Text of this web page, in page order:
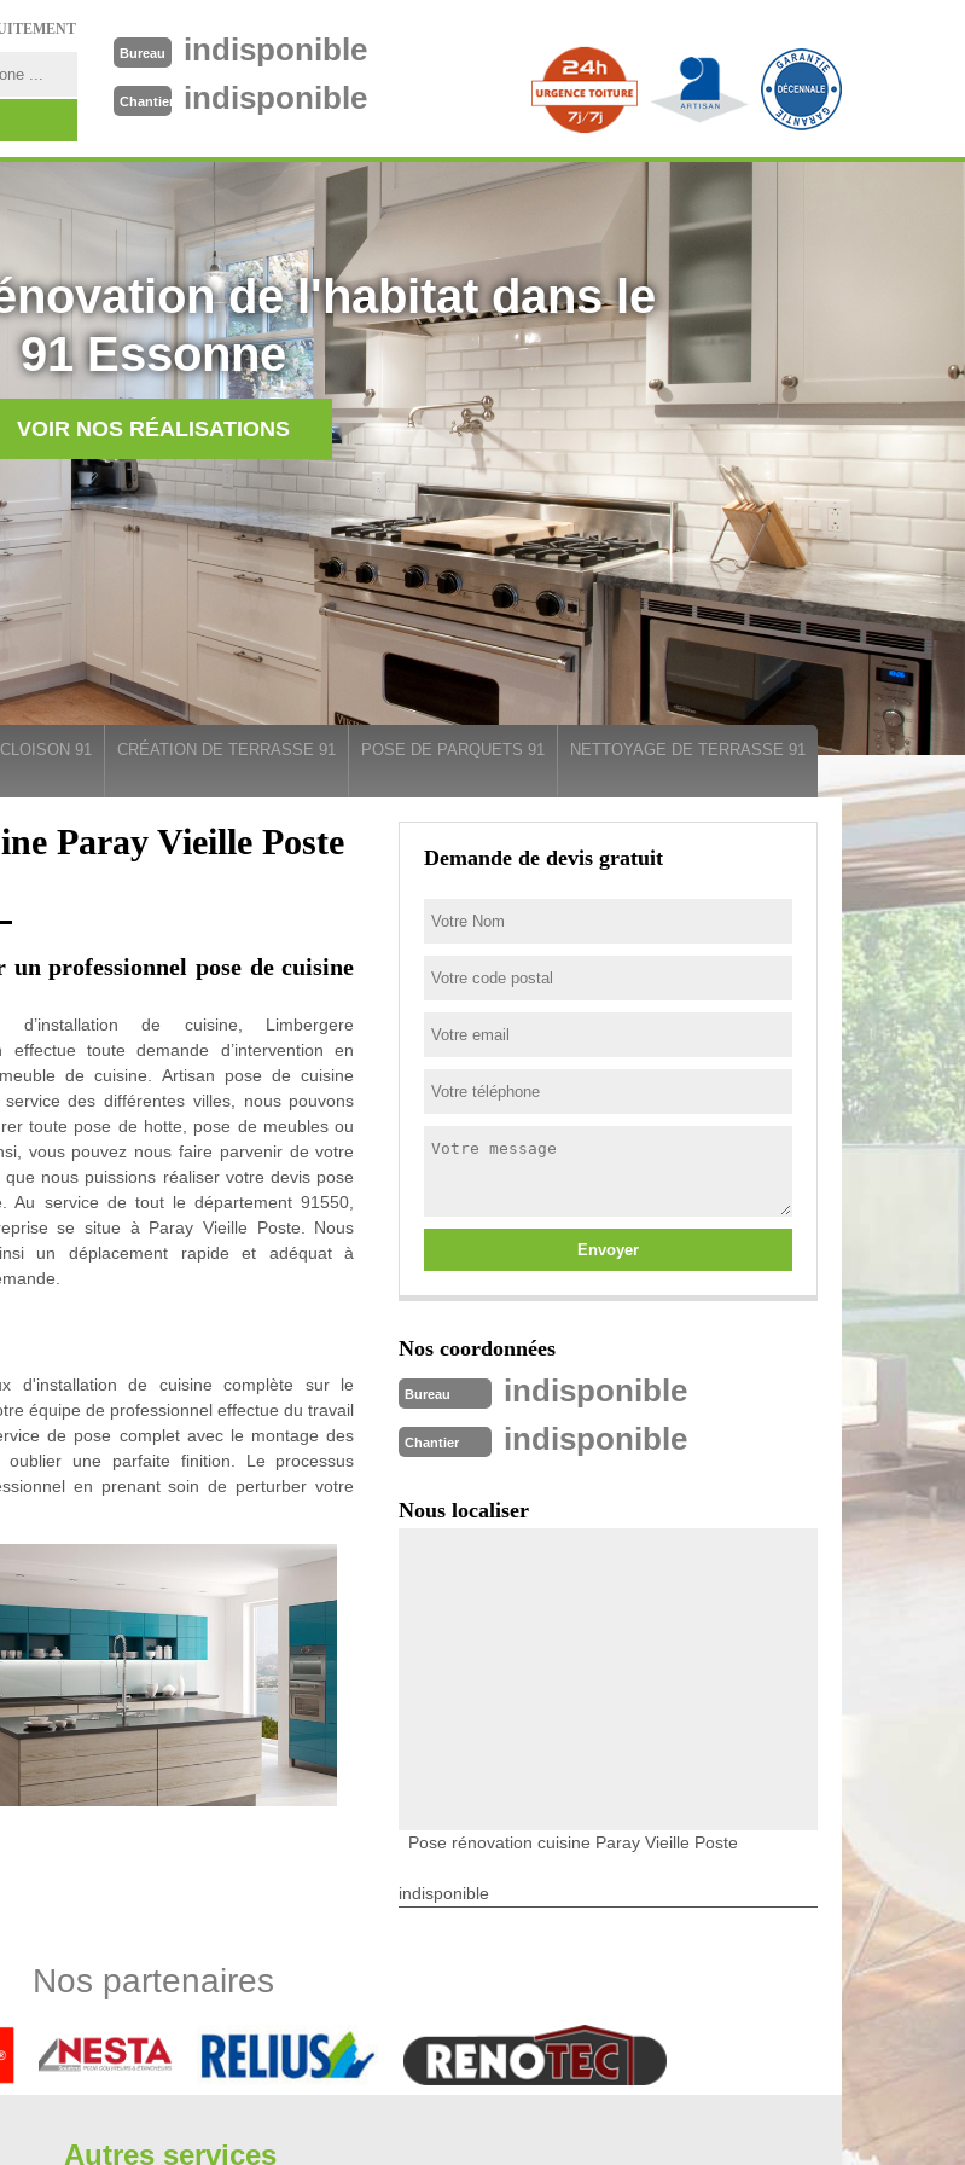
Bureau indisponible
Chantier indisponible
de l'habitat dans le
91 Essonne
VOIR NOS RÉALISATIONS
91 CRÉATION DE TERRASSE 91 POSE DE PARQUETS 91 NETTOYAGE DE TERRASSE 91
Paray Vieille Poste
un professionnel pose de cuisine
d’installation de cuisine, Limbergere
effectue toute demande d’intervention en
de cuisine. Artisan pose de cuisine
des différentes villes, nous pouvons
toute pose de hotte, pose de meubles ou
vous pouvez nous faire parvenir de votre
que nous puissions réaliser votre devis pose
Au service de tout le département 91550,
se situe à Paray Vieille Poste. Nous
un déplacement rapide et adéquat à
d'installation de cuisine complète sur le
équipe de professionnel effectue du travail
de pose complet avec le montage des
une parfaite finition. Le processus
en prenant soin de perturber votre
et vous libérez un espace de
la surface de la cuisine. Active pour toute
vous permet ainsi de connaître le tarif
Demande de devis gratuit
Nos coordonnées
Bureau indisponible
Chantier indisponible
Nous localiser
Pose rénovation cuisine Paray Vieille Poste
indisponible
Nos partenaires
Autres services